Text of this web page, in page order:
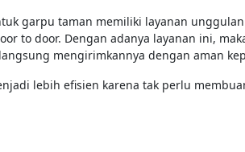
garpu taman memiliki layanan
to door. Dengan adanya layanan ini,
mengirimkannya dengan aman
lebih efisien karena tak perlu